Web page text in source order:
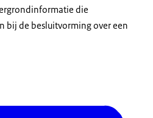
die
bij de besluitvorming over een